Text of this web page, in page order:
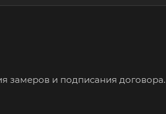
замеров и подписания договора.